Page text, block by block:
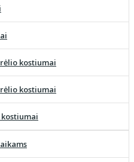
kostiumai
kostiumai